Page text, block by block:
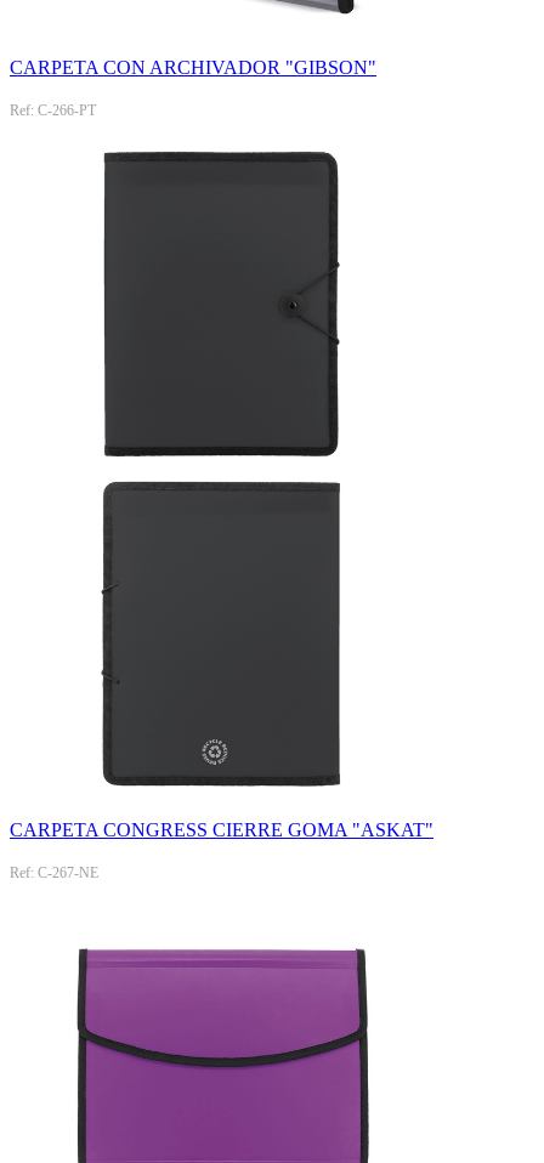
CARPETA CON ARCHIVADOR "GIBSON"
Ref: C-266-PT
CARPETA CONGRESS CIERRE GOMA "ASKAT"
Ref: C-267-NE